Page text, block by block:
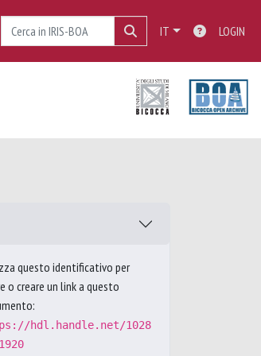
IT LOGIN
questo identificativo per
o creare un link a questo
hdl.handle.net/1028